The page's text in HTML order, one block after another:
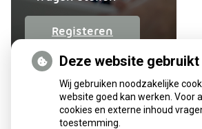
Registeren
Apotheek
De
Nije
Veste
Deze website
Wij gebruiken noodzakelijke
website goed kan werken. Voor
cookies en externe inhoud
toestemming.